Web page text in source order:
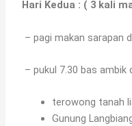
Hari Kedua : ( 3 kali
– pagi makan sarapan
– pukul 7.30 bas
terowong tanah
Gunung